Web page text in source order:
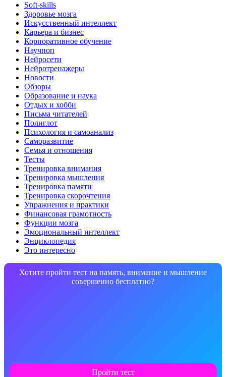
Soft-skills
Здоровье мозга
Искусственный интеллект
Карьера и бизнес
Корпоративное обучение
Научпоп
Нейросети
Нейротренажеры
Новости
Обзоры
Образование и наука
Отдых и хобби
Письма читателей
Полиглот
Психология и самоанализ
Саморазвитие
Семья и отношения
Тесты
Тренировка внимания
Тренировка мышления
Тренировка памяти
Тренировка скорочтения
Упражнения и практики
Финансовая грамотность
Функции мозга
Эмоциональный интеллект
Энциклопедия
Это интересно
Хотите пройти тест на память, внимание и мышление
совершенно бесплатно?
Пройти тест